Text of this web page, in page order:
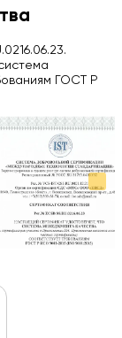
ГОСТ Р